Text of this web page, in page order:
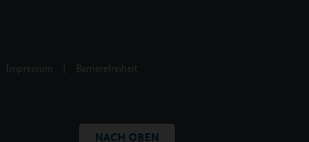
Impressum | Barrierefreiheit
NACH OBEN